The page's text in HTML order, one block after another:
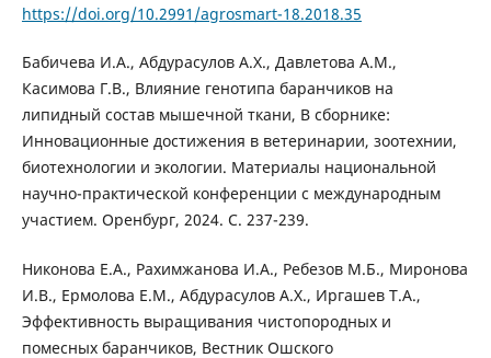
https://doi.org/10.2991/agrosmart-18.2018.35
Бабичева И.А., Абдурасулов А.Х., Давлетова А.М.,
Касимова Г.В., Влияние генотипа баранчиков на
липидный состав мышечной ткани, В сборнике:
Инновационные достижения в ветеринарии, зоотехнии,
биотехнологии и экологии. Материалы национальной
научно-практической конференции с международным
участием. Оренбург, 2024. С. 237-239.
Никонова Е.А., Рахимжанова И.А., Ребезов М.Б., Миронова
И.В., Ермолова Е.М., Абдурасулов А.Х., Иргашев Т.А.,
Эффективность выращивания чистопородных и
помесных баранчиков, Вестник Ошского